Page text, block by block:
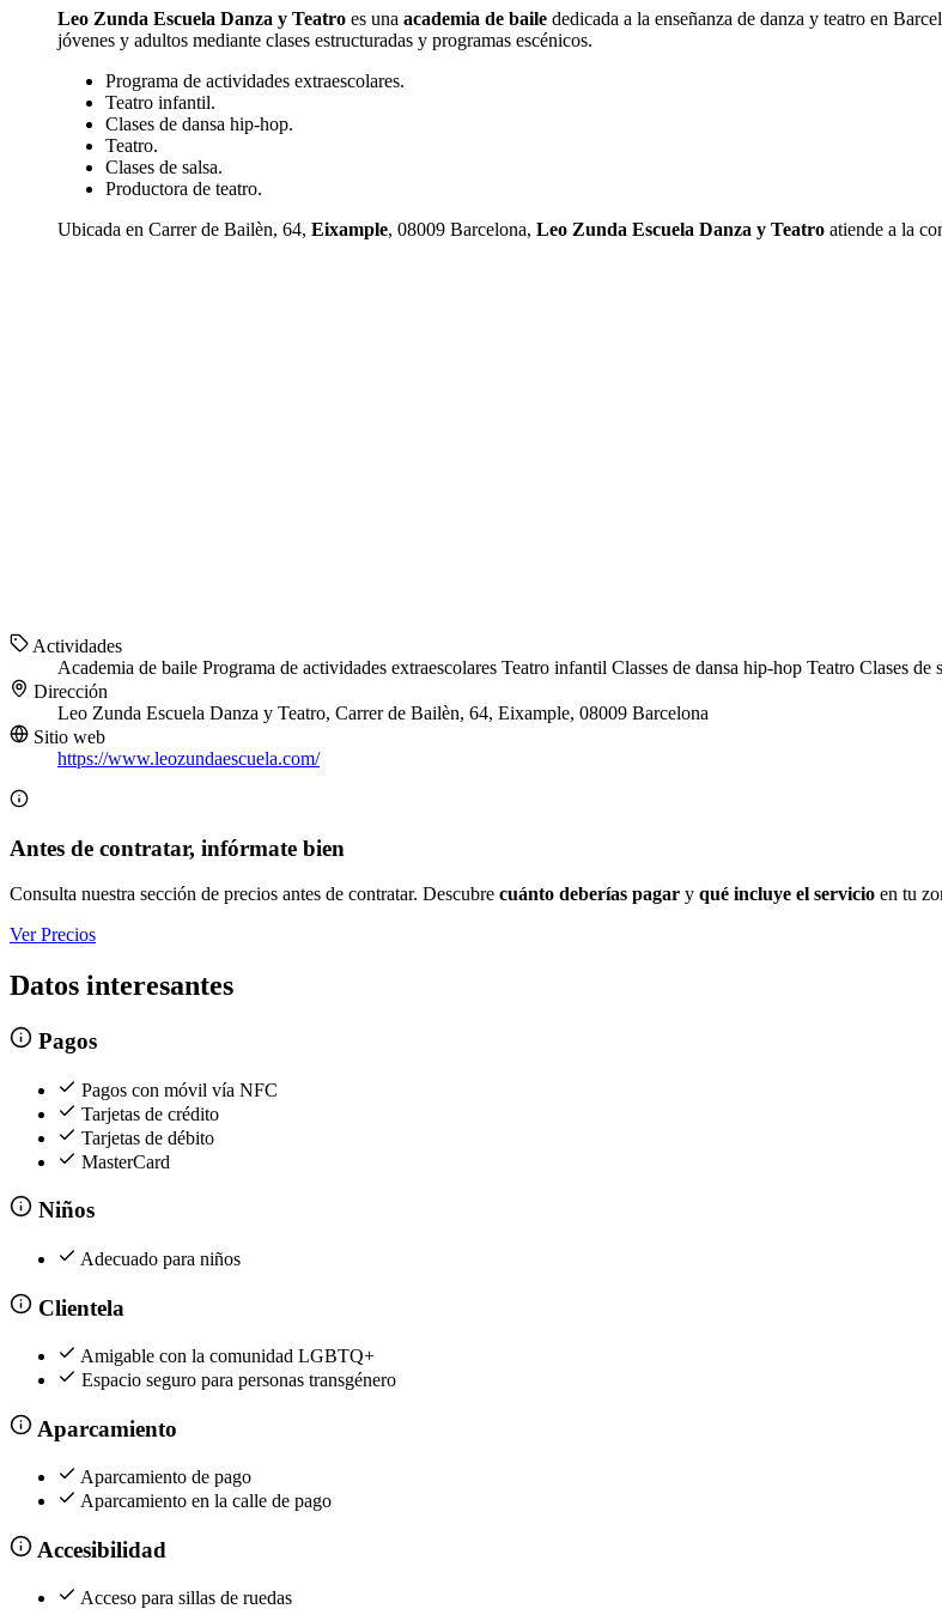
Leo Zunda Escuela Danza y Teatro es una academia de baile dedicada a la enseñanza de danza y teatro en
jóvenes y adultos mediante clases estructuradas y programas escénicos.
Programa de actividades extraescolares.
Teatro infantil.
Clases de dansa hip-hop.
Teatro.
Clases de salsa.
Productora de teatro.
Ubicada en Carrer de Bailèn, 64, Eixample, 08009 Barcelona, Leo Zunda Escuela Danza y Teatro atiende a la
Actividades
Academia de baile Programa de actividades extraescolares Teatro infantil Classes de dansa hip-hop Teatro Clases de
Dirección
Leo Zunda Escuela Danza y Teatro, Carrer de Bailèn, 64, Eixample, 08009 Barcelona
Sitio web
https://www.leozundaescuela.com/
Antes de contratar, infórmate bien
Consulta nuestra sección de precios antes de contratar. Descubre cuánto deberías pagar y qué incluye el servicio en tu
Ver Precios
Datos interesantes
Pagos
Pagos con móvil vía NFC
Tarjetas de crédito
Tarjetas de débito
MasterCard
Niños
Adecuado para niños
Clientela
Amigable con la comunidad LGBTQ+
Espacio seguro para personas transgénero
Aparcamiento
Aparcamiento de pago
Aparcamiento en la calle de pago
Accesibilidad
Acceso para sillas de ruedas